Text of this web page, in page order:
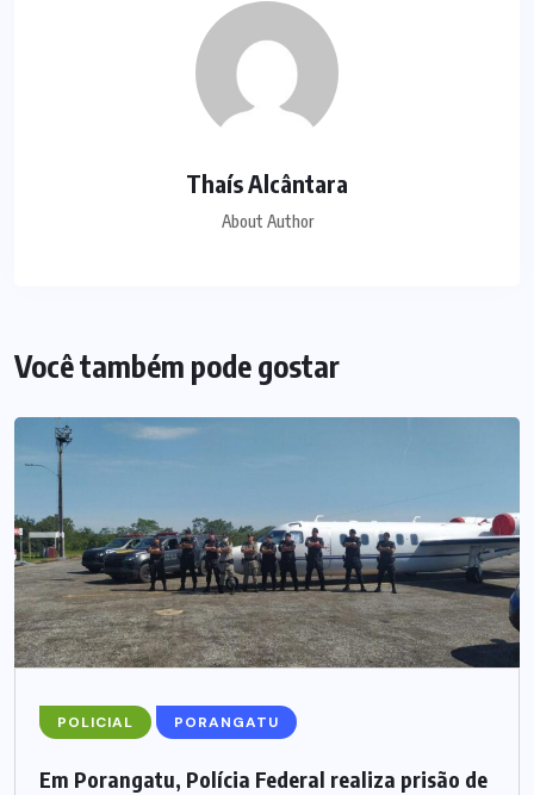
Thaís Alcântara
About Author
Você também pode gostar
POLICIAL PORANGATU
Em Porangatu, Polícia Federal realiza prisão de